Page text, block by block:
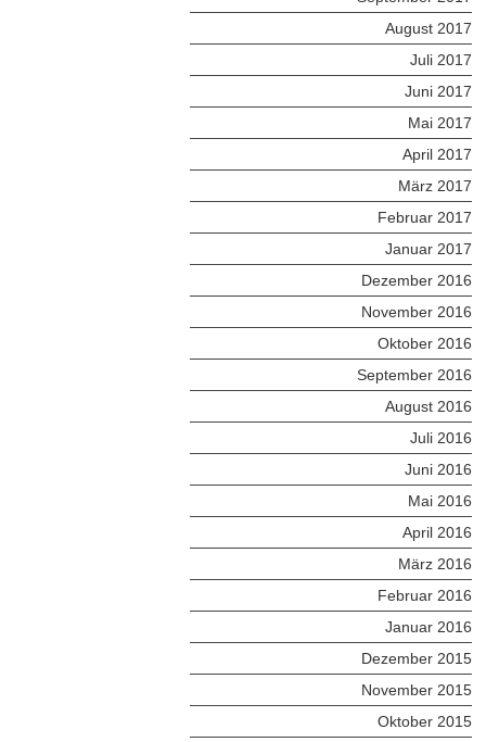
August 2017
Juli 2017
Juni 2017
Mai 2017
April 2017
März 2017
Februar 2017
Januar 2017
Dezember 2016
November 2016
Oktober 2016
September 2016
August 2016
Juli 2016
Juni 2016
Mai 2016
April 2016
März 2016
Februar 2016
Januar 2016
Dezember 2015
November 2015
Oktober 2015